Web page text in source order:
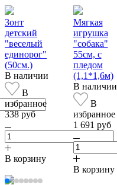
Зонт
детский
"веселый
единорог"
(50см.)
В наличии
В
избранное
338 руб
В корзину
Мягкая
игрушка
"собака"
55см, с
пледом
(1,1*1,6м)
В наличии
В
избранное
1 691 руб
В корзину